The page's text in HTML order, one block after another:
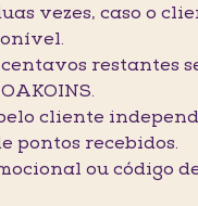
vezes, caso o
restantes
cliente
pontos recebidos.
ou